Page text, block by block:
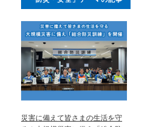
災害に備えて皆さまの生活を守